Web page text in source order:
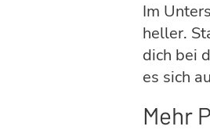
Im
heller.
dich bei
es sich
Mehr